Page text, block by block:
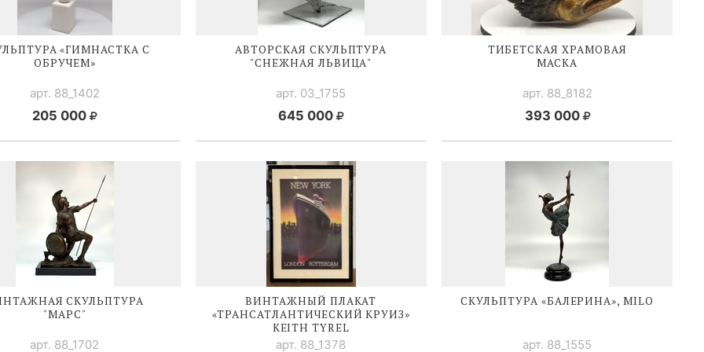
«ГИМНАСТКА С
ОБРУЧЕМ»
арт. 88_1402
205 000
АВТОРСКАЯ СКУЛЬПТУРА
"СНЕЖНАЯ ЛЬВИЦА"
арт. 03_1755
645 000
ТИБЕТСКАЯ ХРАМОВАЯ
МАСКА
арт. 88_8182
393 000
СКУЛЬПТУРА
"МАРС"
арт. 88_1702
ВИНТАЖНЫЙ ПЛАКАТ
«ТРАНСАТЛАНТИЧЕСКИЙ КРУИЗ»
KEITH TYREL
арт. 88_1378
СКУЛЬПТУРА «БАЛЕРИНА», MILO
арт. 88_1555